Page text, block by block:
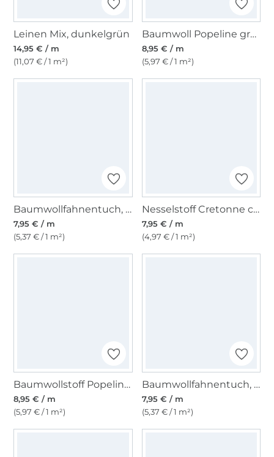
Leinen Mix, dunkelgrün
14,95 € / m
(11,07 € / 1 m²)
Baumwoll Popeline grün
8,95 € / m
(5,97 € / 1 m²)
Baumwollfahnentuch, hellbeige
7,95 € / m
(5,37 € / 1 m²)
Nesselstoff Cretonne creme
7,95 € / m
(4,97 € / 1 m²)
Baumwollstoff Popeline puder
8,95 € / m
(5,97 € / 1 m²)
Baumwollfahnentuch, apfelgrün
7,95 € / m
(5,37 € / 1 m²)